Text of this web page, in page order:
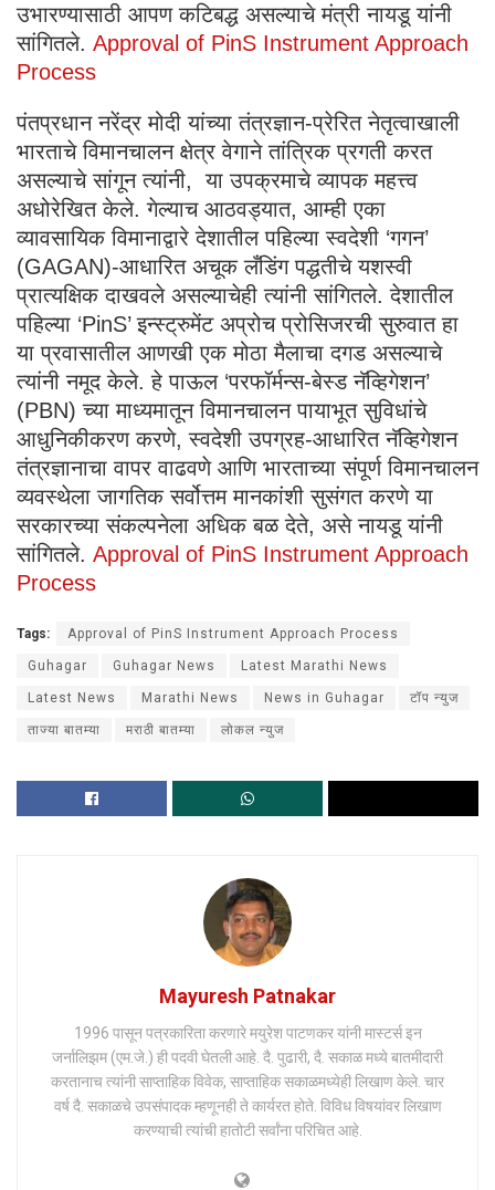
उभारण्यासाठी आपण कटिबद्ध असल्याचे मंत्री नायडू यांनी
सांगितले. Approval of PinS Instrument Approach
Process
पंतप्रधान नरेंद्र मोदी यांच्या तंत्रज्ञान-प्रेरित नेतृत्वाखाली
भारताचे विमानचालन क्षेत्र वेगाने तांत्रिक प्रगती करत
असल्याचे सांगून त्यांनी, या उपक्रमाचे व्यापक महत्त्व
अधोरेखित केले. गेल्याच आठवड्यात, आम्ही एका
व्यावसायिक विमानाद्वारे देशातील पहिल्या स्वदेशी ‘गगन’
(GAGAN)-आधारित अचूक लँडिंग पद्धतीचे यशस्वी
प्रात्यक्षिक दाखवले असल्याचेही त्यांनी सांगितले. देशातील
पहिल्या ‘PinS’ इन्स्ट्रुमेंट अप्रोच प्रोसिजरची सुरुवात हा
या प्रवासातील आणखी एक मोठा मैलाचा दगड असल्याचे
त्यांनी नमूद केले. हे पाऊल ‘परफॉर्मन्स-बेस्ड नॅव्हिगेशन’
(PBN) च्या माध्यमातून विमानचालन पायाभूत सुविधांचे
आधुनिकीकरण करणे, स्वदेशी उपग्रह-आधारित नॅव्हिगेशन
तंत्रज्ञानाचा वापर वाढवणे आणि भारताच्या संपूर्ण विमानचालन
व्यवस्थेला जागतिक सर्वोत्तम मानकांशी सुसंगत करणे या
सरकारच्या संकल्पनेला अधिक बळ देते, असे नायडू यांनी
सांगितले. Approval of PinS Instrument Approach
Process
Tags: Approval of PinS Instrument Approach Process
Guhagar Guhagar News Latest Marathi News
Latest News Marathi News News in Guhagar टॉप न्युज
ताज्या बातम्या मराठी बातम्या लोकल न्युज
Mayuresh Patnakar
1996 पासून पत्रकारिता करणारे मयुरेश पाटणकर यांनी मास्टर्स इन
जर्नालिझम (एम.जे.) ही पदवी घेतली आहे. दै. पुढारी, दै. सकाळ मध्ये बातमीदारी
करतानाच त्यांनी साप्ताहिक विवेक, साप्ताहिक सकाळमध्येही लिखाण केले. चार
वर्ष दै. सकाळचे उपसंपादक म्हणूनही ते कार्यरत होते. विविध विषयांवर लिखाण
करण्याची त्यांची हातोटी सर्वांना परिचित आहे.